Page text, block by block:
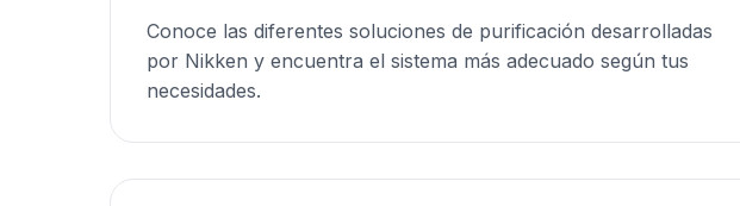
Conoce las diferentes soluciones de purificación desarrolladas
por Nikken y encuentra el sistema más adecuado según tus
necesidades.